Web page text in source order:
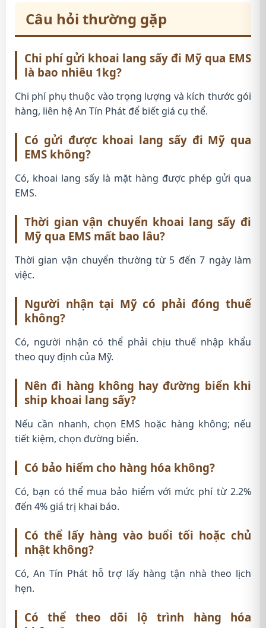
Câu hỏi thường gặp
Chi phí gửi khoai lang sấy đi Mỹ qua EMS
là bao nhiêu 1kg?
Chi phí phụ thuộc vào trọng lượng và kích thước gói
hàng, liên hệ An Tín Phát để biết giá cụ thể.
Có gửi được khoai lang sấy đi Mỹ qua
EMS không?
Có, khoai lang sấy là mặt hàng được phép gửi qua
EMS.
Thời gian vận chuyển khoai lang sấy đi
Mỹ qua EMS mất bao lâu?
Thời gian vận chuyển thường từ 5 đến 7 ngày làm
việc.
Người nhận tại Mỹ có phải đóng thuế
không?
Có, người nhận có thể phải chịu thuế nhập khẩu
theo quy định của Mỹ.
Nên đi hàng không hay đường biển khi
ship khoai lang sấy?
Nếu cần nhanh, chọn EMS hoặc hàng không; nếu
tiết kiệm, chọn đường biển.
Có bảo hiểm cho hàng hóa không?
Có, bạn có thể mua bảo hiểm với mức phí từ 2.2%
đến 4% giá trị khai báo.
Có thể lấy hàng vào buổi tối hoặc chủ
nhật không?
Có, An Tín Phát hỗ trợ lấy hàng tận nhà theo lịch
hẹn.
Có thể theo dõi lộ trình hàng hóa